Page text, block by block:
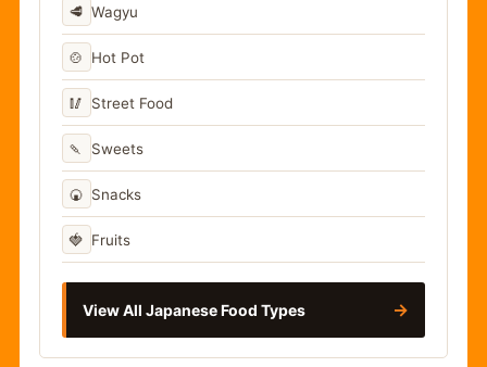
🥩 Wagyu
🍲 Hot Pot
🥢 Street Food
🍡 Sweets
🍘 Snacks
🍓 Fruits
View All Japanese Food Types →